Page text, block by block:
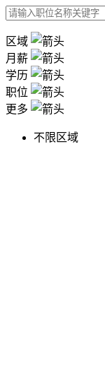
区域
月薪
学历
职位
更多
不限区域